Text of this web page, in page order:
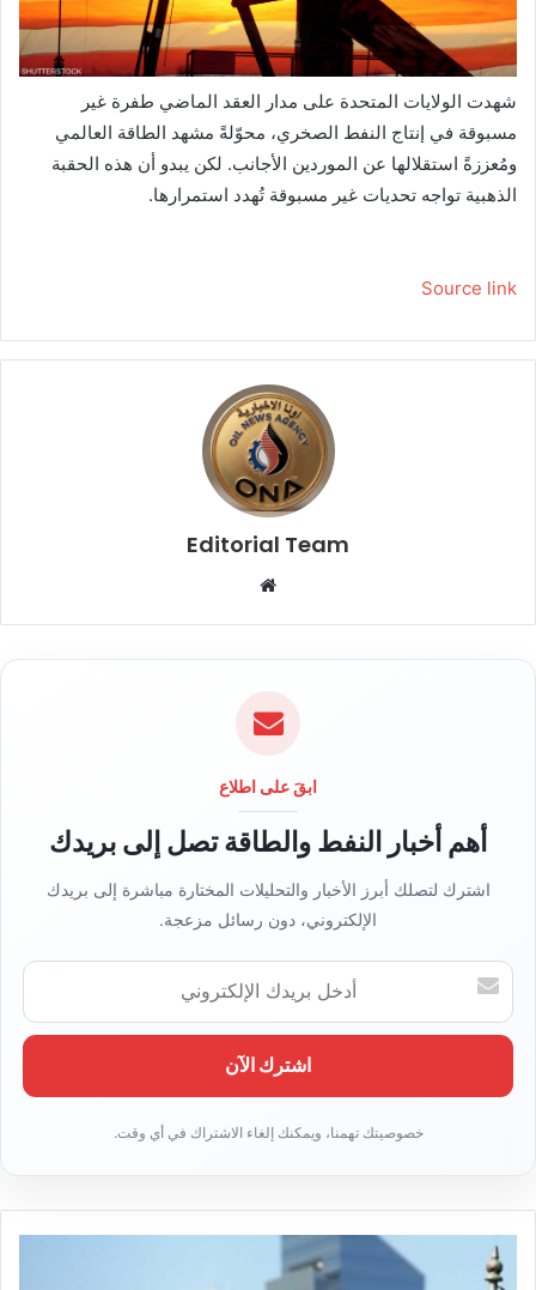
شهدت الولايات المتحدة على مدار العقد الماضي طفرة غير
مسبوقة في إنتاج النفط الصخري، محوّلةً مشهد الطاقة العالمي
ومُعززةً استقلالها عن الموردين الأجانب. لكن يبدو أن هذه الحقبة
الذهبية تواجه تحديات غير مسبوقة تُهدد استمرارها.
Source link
Editorial Team
ل
ي
ب
ابقَ على اطلاع
أهم أخبار النفط والطاقة تصل إلى بريدك
اشترك لتصلك أبرز الأخبار والتحليلات المختارة مباشرة إلى بريدك
الإلكتروني، دون رسائل مزعجة.
أ
خ
ل
ر